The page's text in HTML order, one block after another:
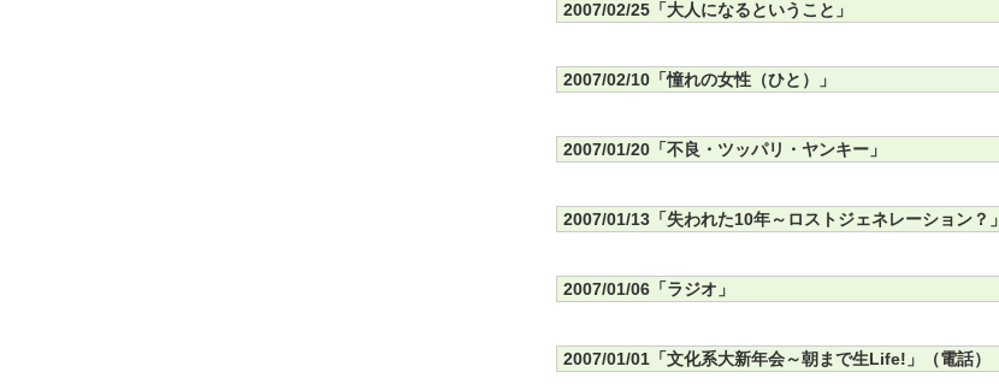
2007/02/25「大人になるということ」
2007/02/10「憧れの女性（ひと）」
2007/01/20「不良・ツッパリ・ヤンキー」
2007/01/13「失われた10年～ロストジェネレーション？」
2007/01/06「ラジオ」
2007/01/01「文化系大新年会～朝まで生Life!」（電話）